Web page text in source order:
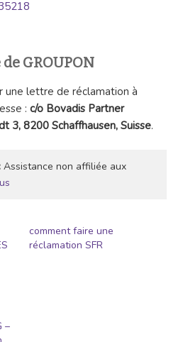
GROUPON
une lettre de réclamation à
: c/o Bovadis Partner
3, 8200 Schaffhausen, Suisse.
Assistance non affiliée aux
comment faire une
réclamation SFR
–